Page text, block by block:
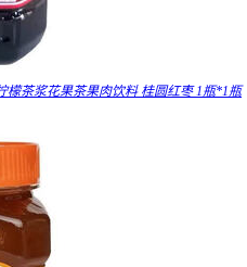
檬茶浆花果茶果肉饮料 桂圆红枣 1瓶*1瓶